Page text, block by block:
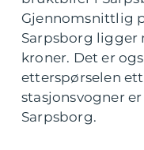
Gjennomsnittlig
Sarpsborg ligger
kroner. Det er
etterspørselen
stasjonsvogner
Sarpsborg.